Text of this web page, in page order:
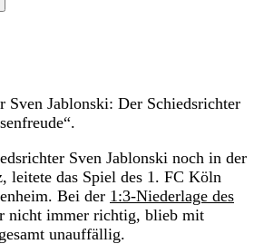
Sven Jablonski: Der Schiedsrichter
Sven Jablonski noch in der
leitete das Spiel des 1. FC Köln
Bei der 1:3-Niederlage des
nicht immer richtig, blieb mit
unauffällig.